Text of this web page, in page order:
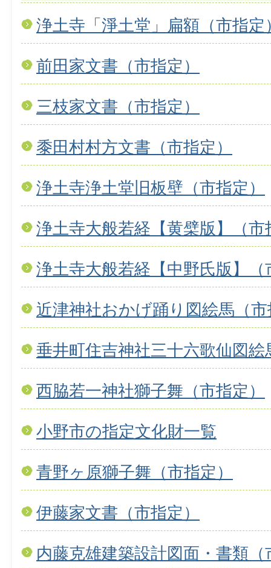
浄土寺「淨土堂」扁額（市指定
前田家文書（市指定）
三枝家文書（市指定）
黍田村村方文書（市指定）
浄土寺浄土堂旧板壁（市指定）
浄土寺大般若経【黄檗版】（市
浄土寺大般若経【中野氏版】（
近津神社おかげ踊り図絵馬（
垂井町住吉神社三十六歌仙図絵
西脇若一神社獅子舞（市指定）
小野市の指定文化財一覧
青野ヶ原獅子舞（市指定）
伊藤家文書（市指定）
内藤克雄建築設計図面・書類（